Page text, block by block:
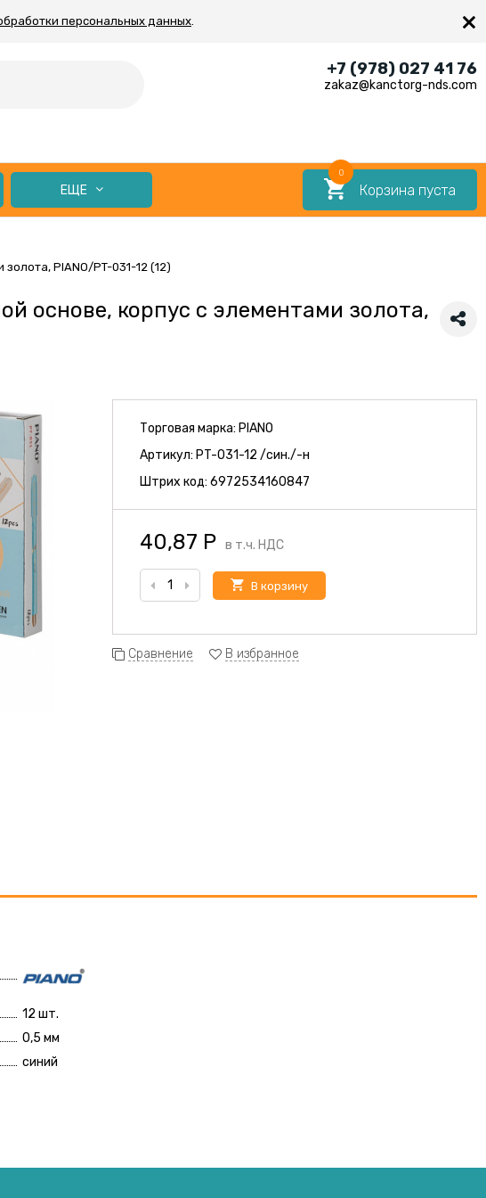
персональных данных. ×
+7 (978) 027 41 76
zakaz@kanctorg-nds.com
Корзина пуста
0
ЕЩЕ
PIANO/PT-031-12 (12)
основе, корпус с элементами золота,
Торговая марка: PIANO
Артикул: PT-031-12 /син./-н
Штрих код:6972534160847
40,87 Р в т.ч. НДС
В корзину
Сравнение В избранное
12 шт.
0,5 мм
синий